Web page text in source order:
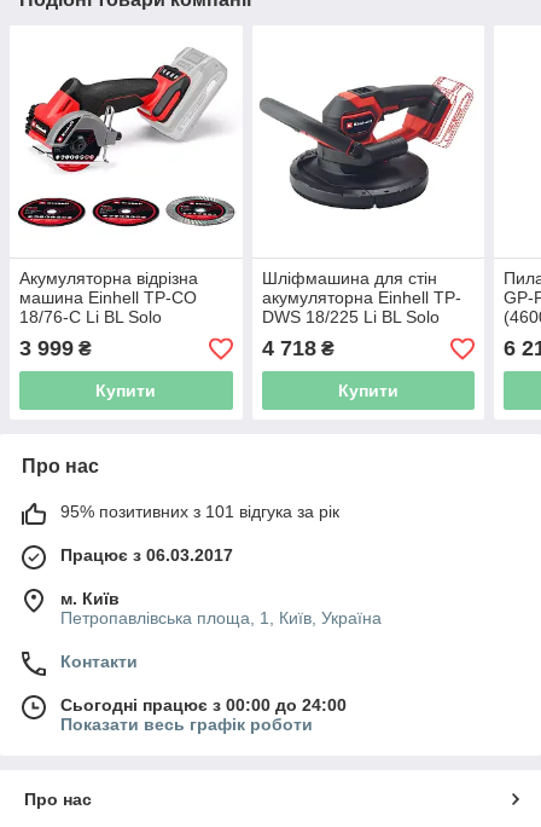
Акумуляторна відрізна
машина Einhell TP-CO
18/76-C Li BL Solo
(4432000)
3 999 ₴
Купити
Шліфмашина для стін
акумуляторна Einhell TP-
DWS 18/225 Li BL Solo
(4259995)
4 718₴
Купити
GP-
6
Про нас
95% позитивних з 101 відгука за рік
Працює з 06.03.2017
м. Київ
Петропавлівська площа, 1, Київ, Україна
Контакти
Сьогодні працює з 00:00 до 24:00
Показати весь графік роботи
Про нас